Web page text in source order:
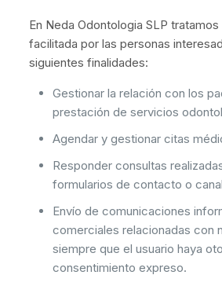
En Neda Odontologia SLP
facilitada por las personas
siguientes finalidades:
Gestionar la relación con los
prestación de servicios
Agendar y gestionar citas
Responder consultas
formularios de contacto o
Envío de comunicaciones
comerciales relacionadas con
siempre que el usuario haya
consentimiento expreso.